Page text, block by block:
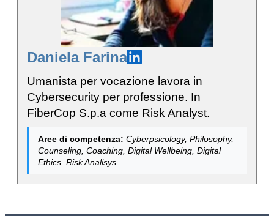
Daniela Farina
Umanista per vocazione lavora in
Cybersecurity per professione. In
FiberCop S.p.a come Risk Analyst.
Aree di competenza: Cyberpsicology, Philosophy,
Counseling, Coaching, Digital Wellbeing, Digital
Ethics, Risk Analisys